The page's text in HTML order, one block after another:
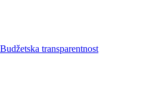
Budžetska transparentnost